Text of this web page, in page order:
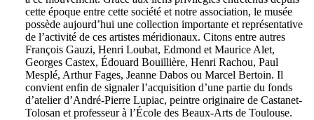
cette époque entre cette société et notre association, le musée
possède aujourd’hui une collection importante et représentative
de l’activité de ces artistes méridionaux. Citons entre autres
François Gauzi, Henri Loubat, Edmond et Maurice Alet,
Georges Castex, Édouard Bouillière, Henri Rachou, Paul
Mesplé, Arthur Fages, Jeanne Dabos ou Marcel Bertoin. Il
convient enfin de signaler l’acquisition d’une partie du fonds
d’atelier d’André-Pierre Lupiac, peintre originaire de Castanet-
Tolosan et professeur à l’École des Beaux-Arts de Toulouse.